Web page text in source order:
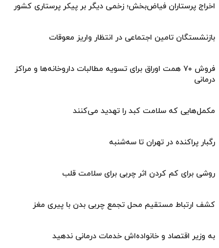
اخراج پرستاران فیاض‌بخش؛ زخمی دیگر بر پیکر پرستاری کشور
بازنشستگان تامین اجتماعی در انتظار واریز معوقات
فروش ۷۰ همت اوراق برای تسویه مطالبات داروخانه‌ها و مراکز
درمانی
مکمل‌هایی که سلامت کبد را تهدید می‌کنند
رگبار پراکنده در تهران تا سه‌شنبه
روشی برای کم کردن اثر چربی برای سلامت قلب
کشف ارتباط مستقیم محل تجمع چربی بدن با پیری مغز
به وزیر اقتصاد و خانواده‌اش خدمات درمانی ندهید